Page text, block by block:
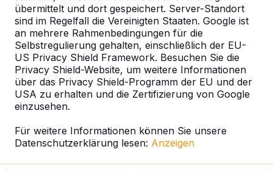
übermittelt und dort gespeichert. Server-Standort
sind im Regelfall die Vereinigten Staaten. Google ist
an mehrere Rahmenbedingungen für die
Selbstregulierung gehalten, einschließlich der EU-
US Privacy Shield Framework. Besuchen Sie die
Privacy Shield-Website, um weitere Informationen
über das Privacy Shield-Programm der EU und der
USA zu erhalten und die Zertifizierung von Google
einzusehen.
Für weitere Informationen können Sie unsere
Datenschutzerklärung lesen: Anzeigen
Zie ook
Diez
Limburg a.d. Lahn im
Weilburg
Lahn